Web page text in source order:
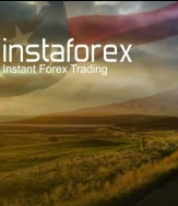
স্বল্প